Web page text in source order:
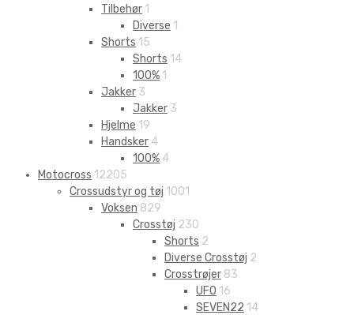
Tilbehør 1
Diverse 1
Shorts 15
Shorts 14
100% 1
Jakker 3
Jakker 3
Hjelme 19
Handsker 4
100% 4
Motocross 12205
Crossudstyr og tøj 1001
Voksen 829
Crosstøj 230
Shorts 2
Diverse Crosstøj 2
Crosstrøjer 83
UFO 16
SEVEN22 14